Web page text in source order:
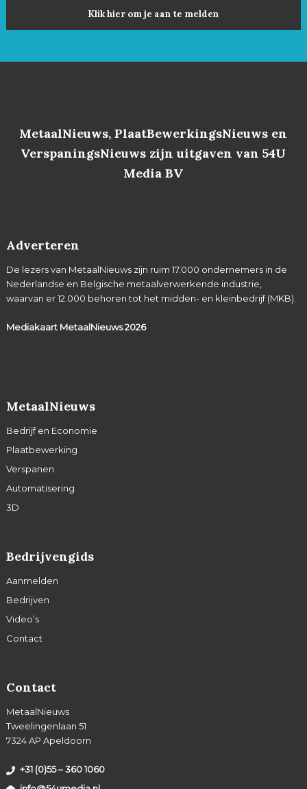
Klik hier om je aan te melden
MetaalNieuws, PlaatBewerkingsNieuws en
VerspaningsNieuws zijn uitgaven van 54U
Media BV
Adverteren
De lezers van MetaalNieuws zijn ruim 17.000 ondernemers in de
Nederlandse en Belgische metaalverwerkende industrie,
waarvan er 12.000 behoren tot het midden- en kleinbedrijf (MKB).
Mediakaart MetaalNieuws2026
MetaalNieuws
Bedrijf en Economie
Plaatbewerking
Verspanen
Automatisering
3D
Bedrijvengids
Aanmelden
Bedrijven
Video’s
Contact
Contact
MetaalNieuws
Tweelingenlaan 51
7324 AP Apeldoorn
+31 (0)55 – 360 1060